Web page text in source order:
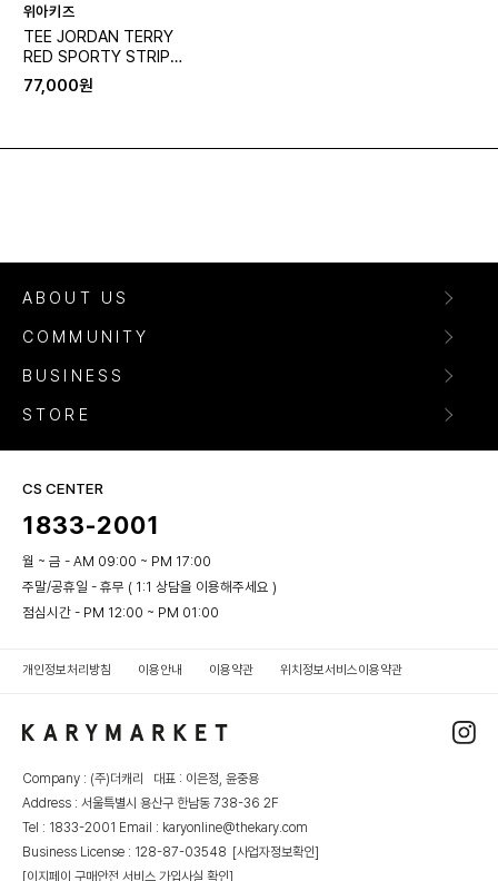
위아키즈
TEE JORDAN TERRY
RED SPORTY STRIPE
S
77,000원
ABOUT US
COMMUNITY
BUSINESS
STORE
CS CENTER
1833-2001
월 ~ 금 - AM 09:00 ~ PM 17:00
주말/공휴일 - 휴무 ( 1:1 상담을 이용해주세요 )
점심시간 - PM 12:00 ~ PM 01:00
개인정보처리방침 이용안내 이용약관 위치정보서비스이용약관
Company : (주)더캐리 대표 : 이은정, 윤중용
Address : 서울특별시 용산구 한남동 738-36 2F
Tel : 1833-2001 Email : karyonline@thekary.com
Business License : 128-87-03548 [사업자정보확인]
[이지페이 구매안전 서비스 가입사실 확인]